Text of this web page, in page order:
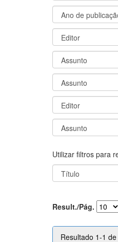
Utilizar filtros para
Result./Pág.
Resultado 1-1 de